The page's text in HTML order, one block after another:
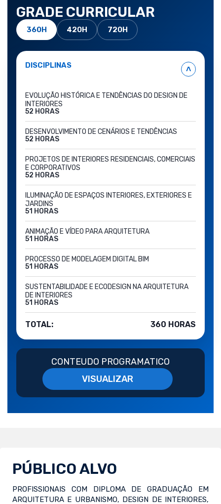
GRADE CURRICULAR
360H 420H 720H
DISCIPLINAS ˄
EVOLUÇÃO HISTÓRICA E TENDÊNCIAS DO DESIGN DE
INTERIORES
52 HORAS
DESENVOLVIMENTO DE CENÁRIOS E TENDÊNCIAS
52 HORAS
PROJETOS DE INTERIORES RESIDENCIAIS, COMERCIAIS
E CORPORATIVOS
52 HORAS
ILUMINAÇÃO DE ESPAÇOS INTERIORES, EXTERIORES E
JARDINS
51 HORAS
ANIMAÇÃO E VÍDEO PARA ARQUITETURA
51 HORAS
PROCESSO DE MODELAGEM DIGITAL BIM
51 HORAS
SUSTENTABILIDADE E ECODESIGN NA ARQUITETURA
DE INTERIORES
51 HORAS
TOTAL: 360 HORAS
CONTEUDO PROGRAMATICO
VISUALIZAR
PÚBLICO ALVO
PROFISSIONAIS COM DIPLOMA DE GRADUAÇÃO EM
ARQUITETURA E URBANISMO, DESIGN DE INTERIORES,